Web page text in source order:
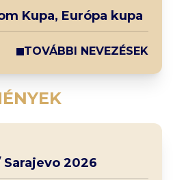
Kupa, Európa kupa
TOVÁBBI NEVEZÉSEK
2026